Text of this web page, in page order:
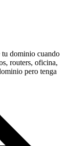
tu dominio cuando
routers, oficina,
pero tenga